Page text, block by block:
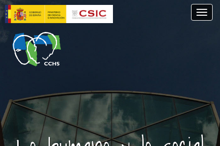
Pasar
al
contenido
principal